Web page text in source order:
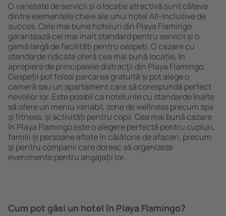
O varietate de servicii și o locație atractivă sunt câteva
dintre elementele cheie ale unui hotel All-Inclusive de
succes. Cele mai bune hoteluri din Playa Flamingo
garantează cel mai înalt standard pentru servicii și o
gamă largă de facilități pentru oaspeți. O cazare cu
standarde ridicate oferă cea mai bună locație, ȋn
apropiere de principalele distracţii din Playa Flamingo.
Oaspeții pot folosi parcarea gratuită și pot alege o
cameră sau un apartament care să corespundă perfect
nevoilor lor. Este posibil ca hotelurile cu standarde ȋnalte
să ofere un meniu variabil, zone de wellness precum spa
și fitness, și activități pentru copii. Cea mai bună cazare
în Playa Flamingo este o alegere perfectă pentru cupluri,
familii și persoane aflate în călătorie de afaceri, precum
și pentru companii care doresc să organizeze
evenimente pentru angajații lor.
Cum pot găsi un hotel în Playa Flamingo?